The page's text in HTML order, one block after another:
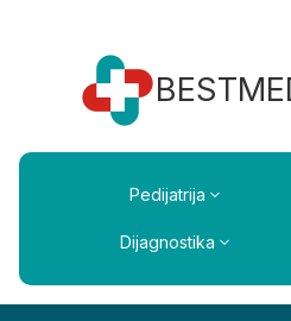
Pedijatrija
Dijagnostika